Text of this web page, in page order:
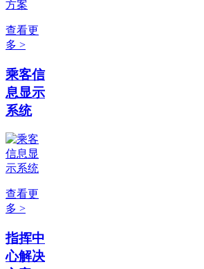
查看更
多 >
乘客信
息显示
系统
查看更
多 >
指挥中
心解决